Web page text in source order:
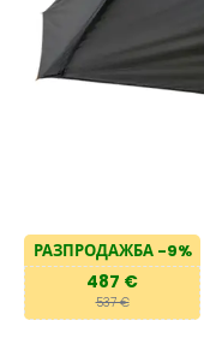
РАЗПРОДАЖБА -9%
487 €
537 €